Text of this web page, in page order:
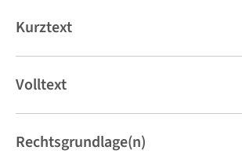
Kurztext
Volltext
Rechtsgrundlage(n)